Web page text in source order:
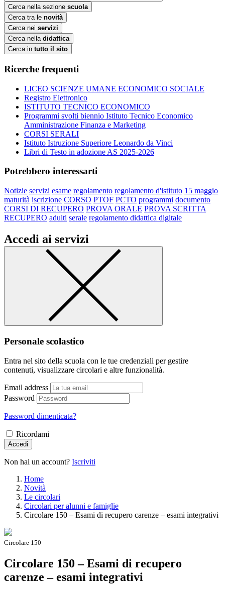
Cerca nella sezione scuola
Cerca tra le novità
Cerca nei servizi
Cerca nella didattica
Cerca in tutto il sito
Ricerche frequenti
LICEO SCIENZE UMANE ECONOMICO SOCIALE
Registro Elettronico
ISTITUTO TECNICO ECONOMICO
Programmi svolti biennio Istituto Tecnico Economico
Amministrazione Finanza e Marketing
CORSI SERALI
Istituto Istruzione Superiore Leonardo da Vinci
Libri di Testo in adozione AS 2025-2026
Potrebbero interessarti
Notizie servizi esame regolamento regolamento d'istituto 15 maggio
maturità iscrizione CORSO PTOF PCTO programmi documento
CORSI DI RECUPERO PROVA ORALE PROVA SCRITTA
RECUPERO adulti serale regolamento didattica digitale
Accedi ai servizi
Personale scolastico
Entra nel sito della scuola con le tue credenziali per gestire
contenuti, visualizzare circolari e altre funzionalità.
Email address
Password
Password dimenticata?
Ricordami
Accedi
Non hai un account? Iscriviti
Home
Novità
Le circolari
Circolari per alunni e famiglie
Circolare 150 – Esami di recupero carenze – esami integrativi
Circolare 150
Circolare 150 – Esami di recupero
carenze – esami integrativi